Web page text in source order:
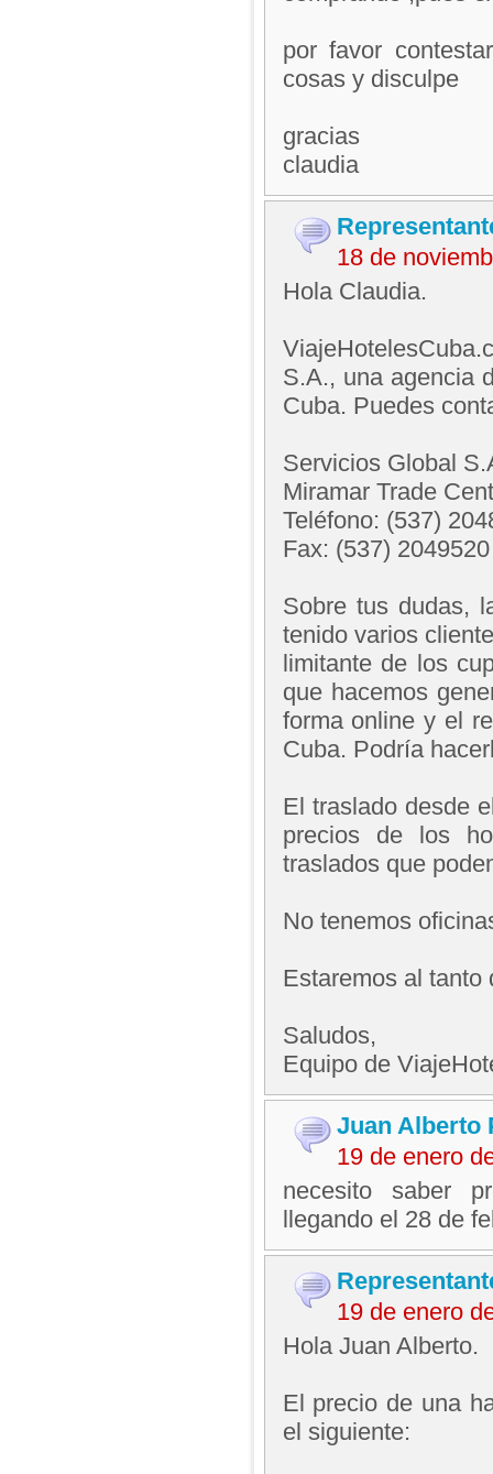
por favor
cosas y disculpe
gracias
claudia
18 de
Hola Claudia.
S.A., una agencia
Cuba. Puedes
Servicios Global
Miramar Trade
Teléfono: (537)
Fax: (537) 2049520
Sobre tus dudas,
tenido varios
limitante de los
que hacemos
forma online y el
Cuba. Podría
El traslado desde
precios de los
traslados que
No tenemos
Estaremos al tanto
Saludos,
Equipo de
Juan Alberto
19 de enero
necesito saber
llegando el 28 de
19 de enero
Hola Juan Alberto.
El precio de una
el siguiente: